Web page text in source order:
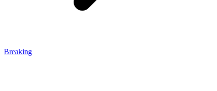
Breaking